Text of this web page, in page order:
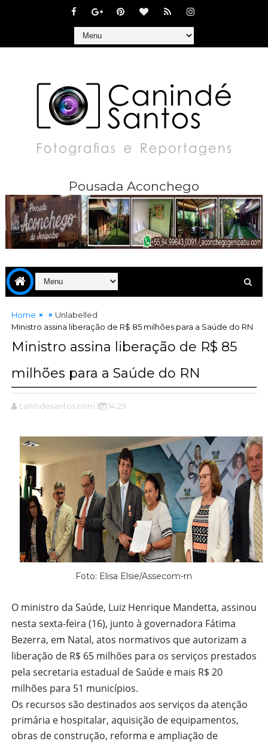
Pousada Aconchego
Home
Unlabelled
Ministro assina liberação de R$ 85 milhões para a Saúde do RN
Ministro assina liberação de R$ 85
milhões para a Saúde do RN
canindesantos.com.br 14:29
Foto: Elisa Elsie/Assecom-rn
O ministro da Saúde, Luiz Henrique Mandetta, assinou
nesta sexta-feira (16), junto à governadora Fátima
Bezerra, em Natal, atos normativos que autorizam a
liberação de R$ 65 milhões para os serviços prestados
pela secretaria estadual de Saúde e mais R$ 20
milhões para 51 municípios.
Os recursos são destinados aos serviços da atenção
primária e hospitalar, aquisição de equipamentos,
obras de construção, reforma e ampliação de